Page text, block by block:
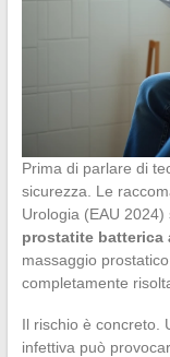
Prima di parlare di
sicurezza. Le
Urologia (EAU
prostatite batterica
massaggio
completamente
Il rischio è concreto.
infettiva può